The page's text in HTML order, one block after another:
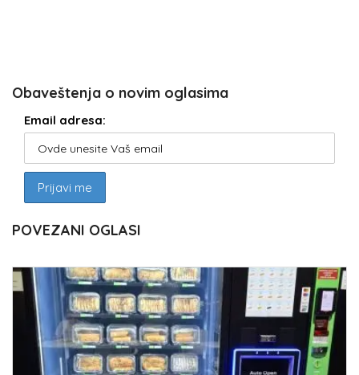
Obaveštenja o novim oglasima
Email adresa:
POVEZANI OGLASI